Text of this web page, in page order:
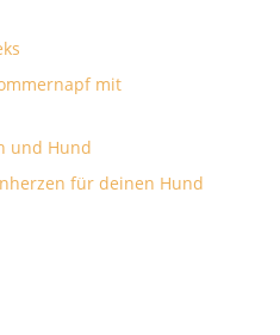
mit
und Hund
für deinen Hund